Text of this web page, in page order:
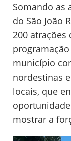
Somando as
do São João
200
município
nordestinas
locais, que
mostrar a